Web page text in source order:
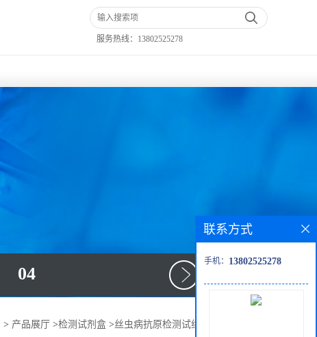
服务热线： 13802525278
04
> 产品展厅 >检测试剂盒 >丝虫病抗原检测试纸卡（胶体金法）
联系方式
手机： 13802525278